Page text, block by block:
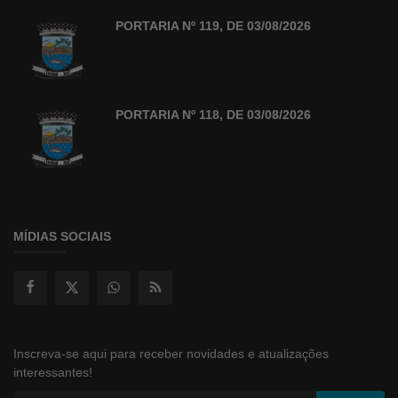
PORTARIA Nº 119, DE 03/08/2026
PORTARIA Nº 118, DE 03/08/2026
MÍDIAS SOCIAIS
Inscreva-se aqui para receber novidades e atualizações
interessantes!